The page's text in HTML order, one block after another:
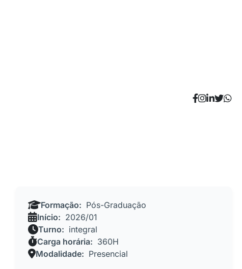
Formação: Pós-Graduação
Início: 2026/01
Turno: integral
Carga horária: 360H
Modalidade: Presencial